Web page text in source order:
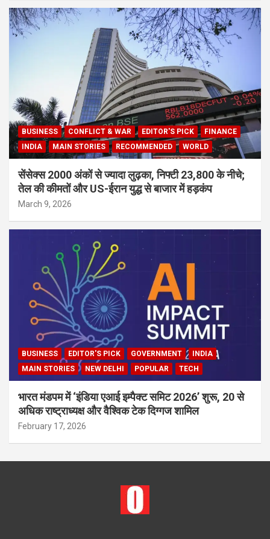
BUSINESS CONFLICT & WAR EDITOR'S PICK
FINANCE
INDIA
MAIN STORIES RECOMMENDED WORLD
सेंसेक्स 2000 अंकों से ज्यादा लुढ़का, निफ्टी 23,800 के नीचे;
तेल की कीमतों और US-ईरान युद्ध से बाजार में हड़कंप
March 9, 2026
BUSINESS EDITOR'S PICK GOVERNMENT
INDIA
MAIN STORIES
NEW DELHI POPULAR TECH
भारत मंडपम में ‘इंडिया एआई इम्पैक्ट समिट 2026’ शुरू, 20 से
अधिक राष्ट्राध्यक्ष और वैश्विक टेक दिग्गज शामिल
February 17, 2026